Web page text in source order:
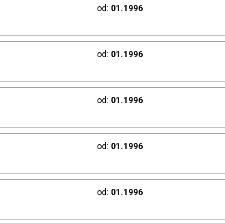
od: 01.1996
od: 01.1996
od: 01.1996
od: 01.1996
od: 01.1996